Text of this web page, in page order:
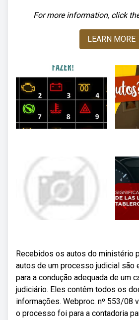
For more information, click
LEARN MORE
Recebidos os autos do ministério
autos de um processo judicial são
para a condução adequada de um
judiciário. Eles contêm todos os
informações. Webproc. nº 553/08
o processo foi para a contadoria